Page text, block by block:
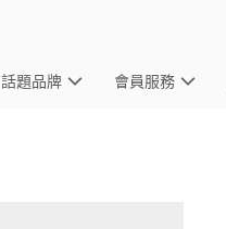
話題品牌 會員服務